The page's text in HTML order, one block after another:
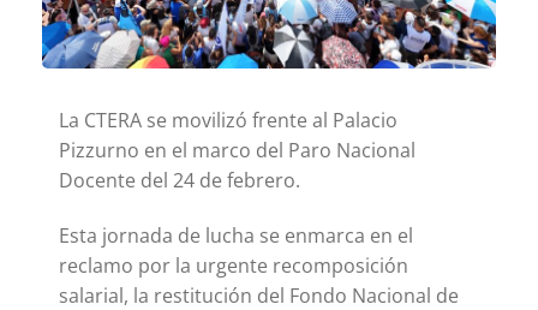
La CTERA se movilizó frente al Palacio
Pizzurno en el marco del Paro Nacional
Docente del 24 de febrero.
Esta jornada de lucha se enmarca en el
reclamo por la urgente recomposición
salarial, la restitución del Fondo Nacional de